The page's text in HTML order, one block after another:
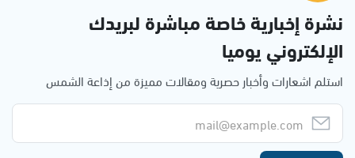
نشرة إخبارية خاصة مباشرة لبريدك
الإلكتروني يوميا
استلم اشعارات وأخبار حصرية ومقالات مميزة من إذاعة الشمس